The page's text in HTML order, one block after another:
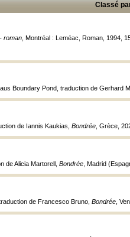
Classé
roman , Montréal : Leméac, Roman, 1994,
Boundary Pond, traduction de Gerhard
de Iannis Kaukias, Bondrée , Grèce,
de Alicia Martorell, Bondrée , Madrid
de Francesco Bruno, Bondrée ,